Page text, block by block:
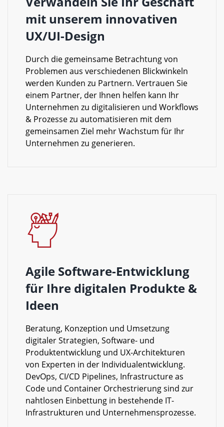
mit unserem innovativen
UX/UI-Design
Durch die gemeinsame Betrachtung von
Problemen aus verschiedenen Blickwinkeln
werden Kunden zu Partnern. Vertrauen Sie
einem Partner, der Ihnen helfen kann Ihr
Unternehmen zu digitalisieren und Workflows
& Prozesse zu automatisieren mit dem
gemeinsamen Ziel mehr Wachstum für Ihr
Unternehmen zu generieren.
Agile Software-Entwicklung
für Ihre digitalen Produkte &
Ideen
Beratung, Konzeption und Umsetzung
digitaler Strategien, Software- und
Produktentwicklung und UX-Architekturen
von Experten in der Individualentwicklung.
DevOps, CI/CD Pipelines, Infrastructure as
Code und Container Orchestrierung sind zur
nahtlosen Einbettung in bestehende IT-
Infrastrukturen und Unternehmensprozesse.